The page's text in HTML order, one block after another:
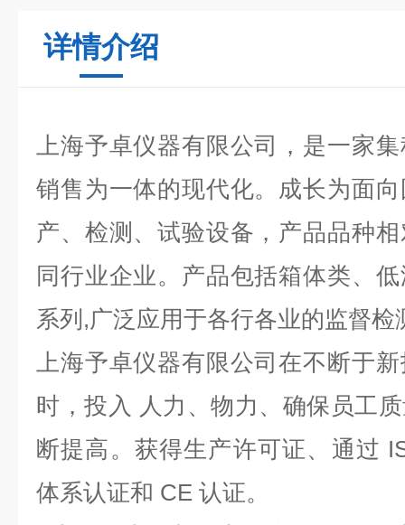
详情介绍
上海予卓仪器有限公司，是一家
销售为一体的现代化。成长为面
产、检测、试验设备，产品品种
同行业企业。产品包括箱体类、
系列,广泛应用于各行各业的监督检
上海予卓仪器有限公司在不断于
时，投入 人力、物力、确保员工
断提高。获得生产许可证、通过
体系认证和 CE 认证。